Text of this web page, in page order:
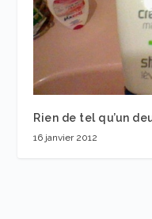
Rien de tel qu’un
16 janvier 2012